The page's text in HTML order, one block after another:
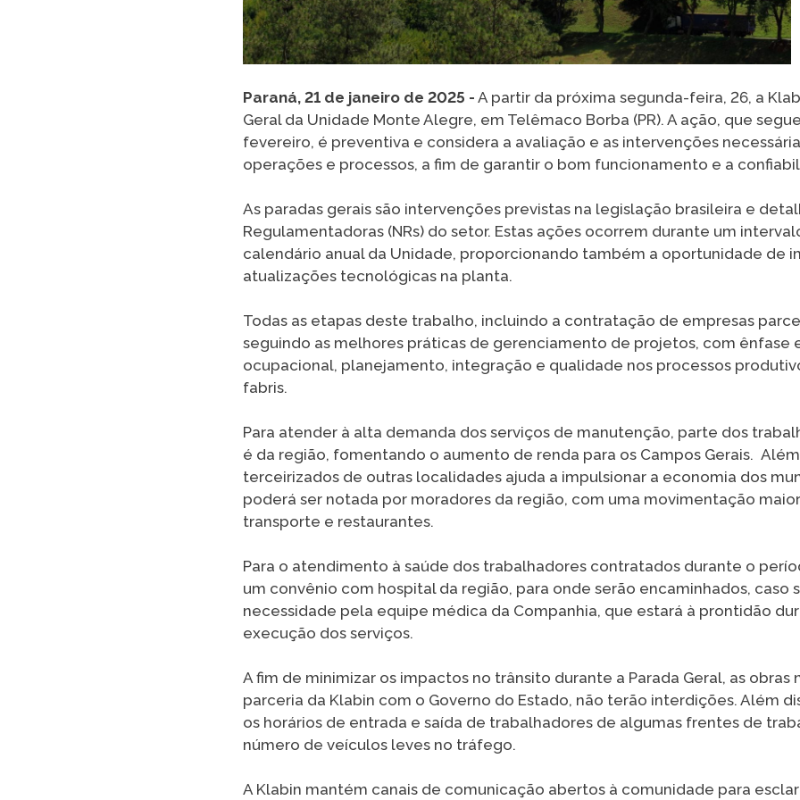
Paraná, 21 de janeiro de 2025 - A partir da próxima segunda-feira, 26, a
Geral da Unidade Monte Alegre, em Telêmaco Borba (PR). A ação, que
fevereiro, é preventiva e considera a avaliação e as intervenções
operações e processos, a fim de garantir o bom funcionamento e a
As paradas gerais são intervenções previstas na legislação brasileira e
Regulamentadoras (NRs) do setor. Estas ações ocorrem durante um
calendário anual da Unidade, proporcionando também a oportunidade de
atualizações tecnológicas na planta.
Todas as etapas deste trabalho, incluindo a contratação de empresas
seguindo as melhores práticas de gerenciamento de projetos, com ênfase
ocupacional, planejamento, integração e qualidade nos processos
fabris.
Para atender à alta demanda dos serviços de manutenção, parte dos
é da região, fomentando o aumento de renda para os Campos Gerais.
terceirizados de outras localidades ajuda a impulsionar a economia dos
poderá ser notada por moradores da região, com uma movimentação
transporte e restaurantes.
Para o atendimento à saúde dos trabalhadores contratados durante o
um convênio com hospital da região, para onde serão encaminhados, caso
necessidade pela equipe médica da Companhia, que estará à prontidão
execução dos serviços.
A fim de minimizar os impactos no trânsito durante a Parada Geral, as obras
parceria da Klabin com o Governo do Estado, não terão interdições. Além
os horários de entrada e saída de trabalhadores de algumas frentes de
número de veículos leves no tráfego.
A Klabin mantém canais de comunicação abertos à comunidade para